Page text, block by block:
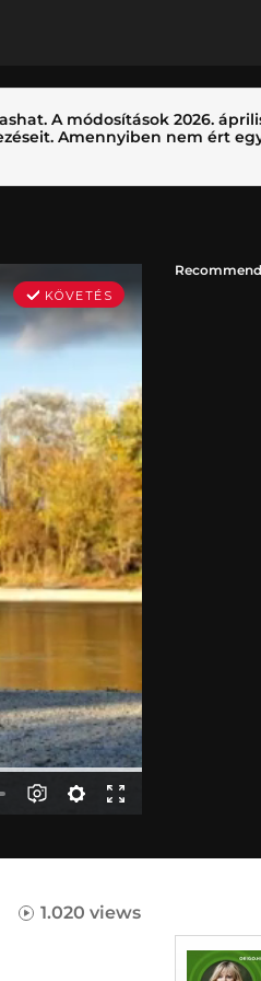
A módosítások 2026.
Amennyiben nem ért
1.020 views